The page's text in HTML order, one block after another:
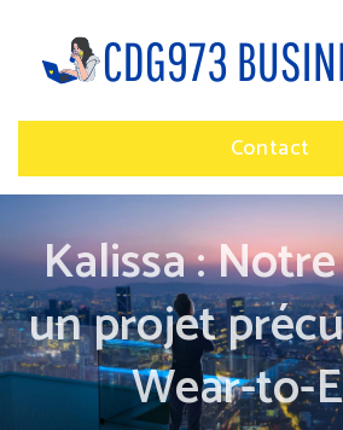
Contact
Kalissa :
un projet
Wear-to-